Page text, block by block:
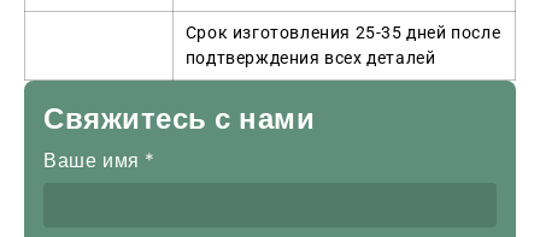
Срок изготовления 25-35 дней после
подтверждения всех деталей
Свяжитесь с нами
Ваше имя *